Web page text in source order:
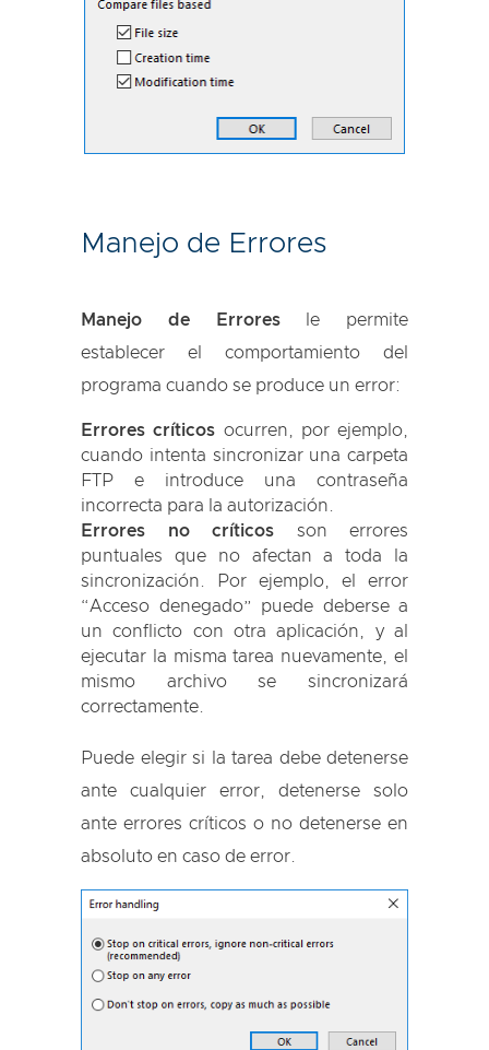
Manejo de Errores
Manejo de Erroresle permite
establecer el comportamiento del
programa cuando se produce un error:
Errores críticos ocurren, por ejemplo,
cuando intenta sincronizar una carpeta
FTP e introduce una contraseña
incorrecta para la autorización.
Errores no críticos son errores
puntuales que no afectan a toda la
sincronización. Por ejemplo, el error
“Acceso denegado” puede deberse a
un conflicto con otra aplicación, y al
ejecutar la misma tarea nuevamente, el
mismo archivo se sincronizará
correctamente.
Puede elegir si la tarea debe detenerse
ante cualquier error, detenerse solo
ante errores críticos o no detenerse en
absoluto en caso de error.